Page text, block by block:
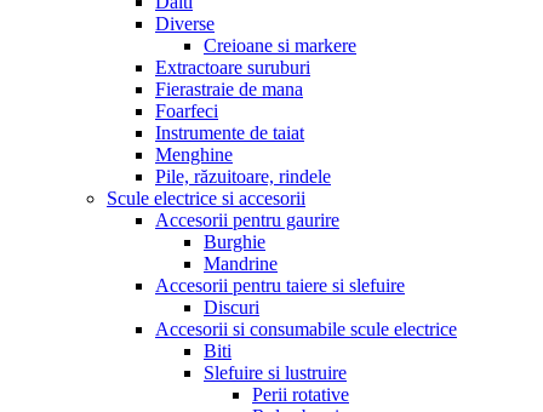
Diverse
Creioane si markere
Extractoare suruburi
Fierastraie de mana
Foarfeci
Instrumente de taiat
Menghine
Pile, răzuitoare, rindele
Scule electrice si accesorii
Accesorii pentru gaurire
Burghie
Mandrine
Accesorii pentru taiere si slefuire
Discuri
Accesorii si consumabile scule electrice
Biti
Slefuire si lustruire
Perii rotative